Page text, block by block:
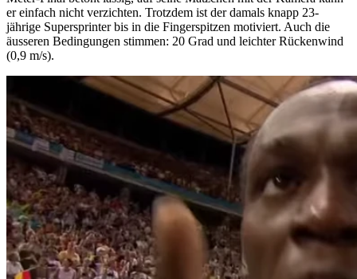
er einfach nicht verzichten. Trotzdem ist der damals knapp 23-
jährige Supersprinter bis in die Fingerspitzen motiviert. Auch die
äusseren Bedingungen stimmen: 20 Grad und leichter Rückenwind
(0,9 m/s).